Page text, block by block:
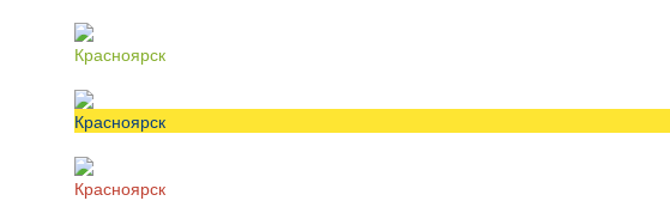
Красноярск
Красноярск
Красноярск